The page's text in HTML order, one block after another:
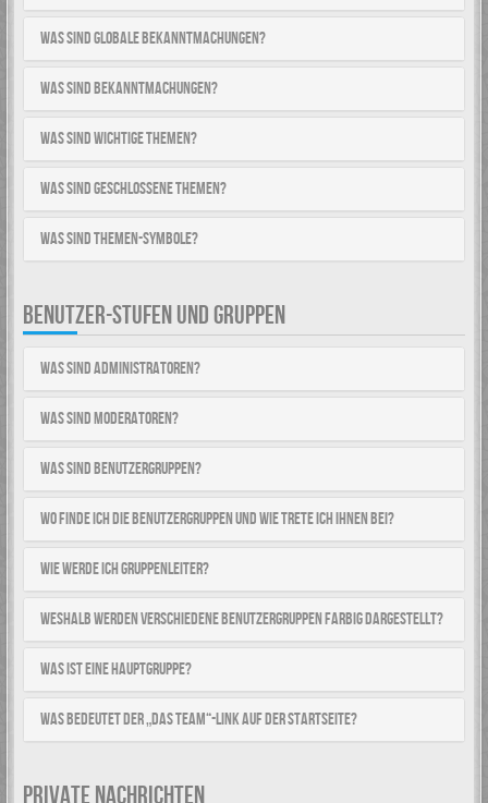
Was sind globale Bekanntmachungen?
Was sind Bekanntmachungen?
Was sind wichtige Themen?
Was sind geschlossene Themen?
Was sind Themen-Symbole?
BENUTZER-STUFEN UND GRUPPEN
Was sind Administratoren?
Was sind Moderatoren?
Was sind Benutzergruppen?
Wo finde ich die Benutzergruppen und wie trete ich ihnen bei?
Wie werde ich Gruppenleiter?
Weshalb werden verschiedene Benutzergruppen farbig dargestellt?
Was ist eine Hauptgruppe?
Was bedeutet der „Das Team“-Link auf der Startseite?
PRIVATE NACHRICHTEN